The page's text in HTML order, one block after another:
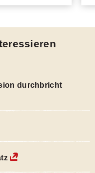
of
durchbricht